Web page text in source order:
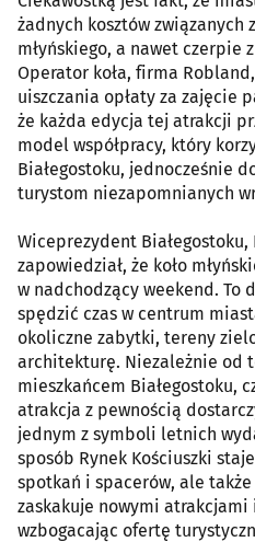
żadnych kosztów związanych
młyńskiego, a nawet czerpie
Operator koła, firma
uiszczania opłaty za zajęcie
że każda edycja tej atrakcji
model współpracy, który
Białegostoku, jednocześnie
turystom niezapomnianych
Wiceprezydent Białegostoku,
zapowiedział, że koło
w nadchodzący weekend. To
spędzić czas w centrum
okoliczne zabytki, tereny
architekturę. Niezależnie od
mieszkańcem Białegostoku,
atrakcja z pewnością
jednym z symboli letnich
sposób Rynek Kościuszki
spotkań i spacerów, ale
zaskakuje nowymi
wzbogacając ofertę